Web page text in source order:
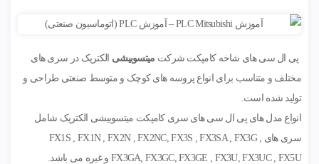
پی ال سی های شاخه کامپکت شرکت میتسوبیشی الکتریک در سری های
مختلف و متناسب برای انواع پروسه های کوچک و متوسط صنعتی طراحی و
تولید شده است.
انواع مدل های پی ال سی های سری کامپکت میتسوبیشی الکتریک شامل
سری های FX1S , FX1N , FX2N , FX2NC, FX3S , FX3SA , FX3G ,
FX3GA, FX3GC, FX3GE , FX3U, FX3UC , FX5U و غیره می باشد.